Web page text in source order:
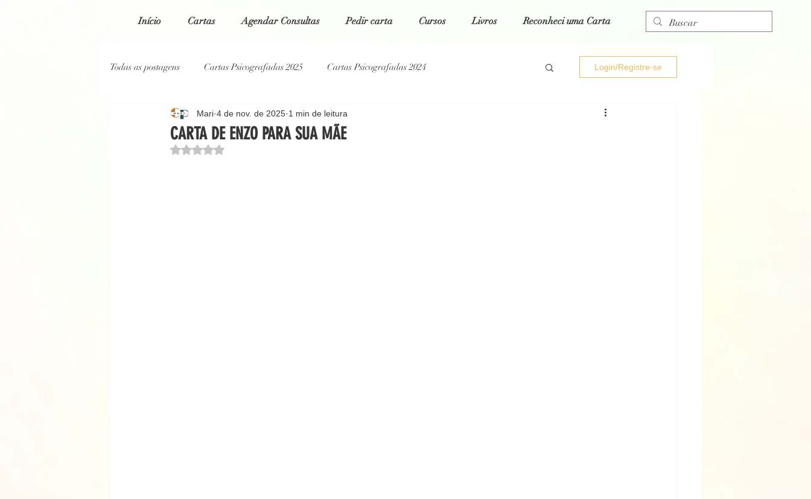
Início Cartas Agendar Consultas Pedir carta Cursos Livros Reconheci uma Carta
Todas as postagens Cartas Psicografadas 2025 Cartas Psicografadas 2024
Cartas Psicografadas 2023 Cartas Psicografadas 2022
Login/Registre-se
CARTA DE ENZO PARA SUA MÃE
Mari 4 de nov. de 2025 1 min de leitura
Avaliado com NaN de 5 estrelas.